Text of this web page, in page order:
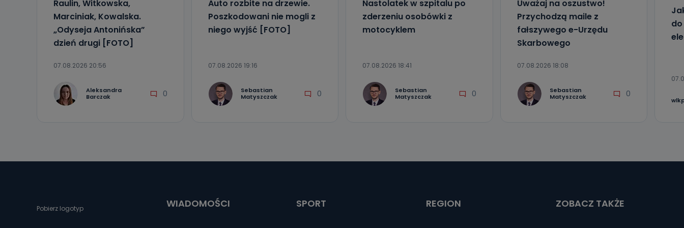
Raulin, Witkowska,
Marciniak, Kowalska.
„Odyseja Antonińska”
dzień drugi [FOTO]
07.08.2026 20:56
Aleksandra
Barczak
0
Auto rozbite na drzewie.
Poszkodowani nie mogli z
niego wyjść [FOTO]
07.08.2026 19:16
Sebastian
Matyszczak
0
Nastolatek w szpitalu po
zderzeniu osobówki z
motocyklem
07.08.2026 18:41
Sebastian
Matyszczak
0
Uważaj na oszustwo!
Przychodzą maile z
fałszywego e-Urzędu
Skarbowego
07.08.2026 18:08
Sebastian
Matyszczak
0
Pobierz logotyp WIADOMOŚCI SPORT REGION ZOBACZ TAKŻE